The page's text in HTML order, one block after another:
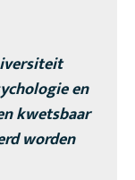
en
kwetsbaar
worden